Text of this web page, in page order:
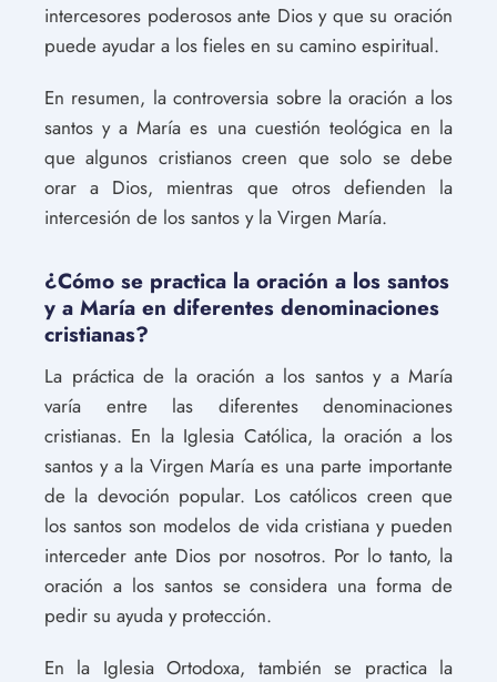
intercesores poderosos ante Dios y que su oración
puede ayudar a los fieles en su camino espiritual.
En resumen, la controversia sobre la oración a los
santos y a María es una cuestión teológica en la
que algunos cristianos creen que solo se debe
orar a Dios, mientras que otros defienden la
intercesión de los santos y la Virgen María.
¿Cómo se practica la oración a los santos
y a María en diferentes denominaciones
cristianas?
La práctica de la oración a los santos y a María
varía entre las diferentes denominaciones
cristianas. En la Iglesia Católica, la oración a los
santos y a la Virgen María es una parte importante
de la devoción popular. Los católicos creen que
los santos son modelos de vida cristiana y pueden
interceder ante Dios por nosotros. Por lo tanto, la
oración a los santos se considera una forma de
pedir su ayuda y protección.
En la Iglesia Ortodoxa, también se practica la